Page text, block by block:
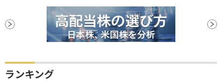
ランキング